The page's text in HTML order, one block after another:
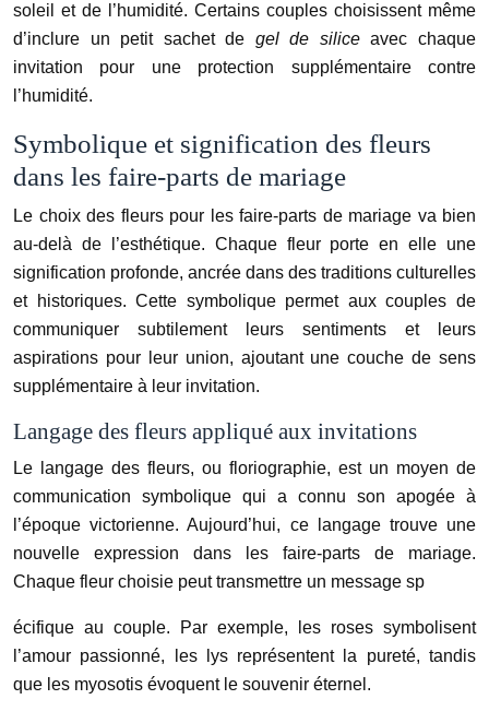
soleil et de l’humidité. Certains couples choisissent même
d’inclure un petit sachet de gel de siliceavec chaque
invitation pour une protection supplémentaire contre
l’humidité.
Symbolique et signification des fleurs
dans les faire-parts de mariage
Le choix des fleurs pour les faire-parts de mariage va bien
au-delà de l’esthétique. Chaque fleur porte en elle une
signification profonde, ancrée dans des traditions culturelles
et historiques. Cette symbolique permet aux couples de
communiquer subtilement leurs sentiments et leurs
aspirations pour leur union, ajoutant une couche de sens
supplémentaire à leur invitation.
Langage des fleurs appliqué aux invitations
Le langage des fleurs, ou floriographie, est un moyen de
communication symbolique qui a connu son apogée à
l’époque victorienne. Aujourd’hui, ce langage trouve une
nouvelle expression dans les faire-parts de mariage.
Chaque fleur choisie peut transmettre un message sp
écifique au couple. Par exemple, les roses symbolisent
l’amour passionné, les lys représentent la pureté, tandis
que les myosotis évoquent le souvenir éternel.